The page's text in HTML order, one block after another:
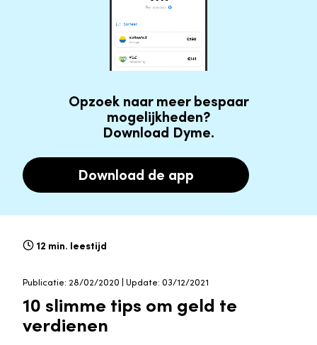
Opzoek naar meer bespaar
mogelijkheden?
Download Dyme.
Download de app
12 min. leestijd
Publicatie: 28/02/2020 | Update: 03/12/2021
10 slimme tips om geld te
verdienen